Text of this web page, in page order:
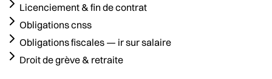
Licenciement & fin de contrat
Obligations cnss
Obligations fiscales — ir sur salaire
Droit de grève & retraite